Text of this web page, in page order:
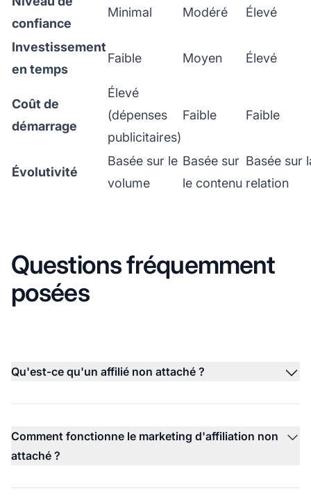
confiance
Minimal Modéré Élevé
Investissement
en temps
Faible Moyen Élevé
Coût de
démarrage
Élevé
(dépenses
publicitaires)
Faible Faible
Évolutivité
Basée sur le
volume
Basée sur
le contenu
Basée sur
relation
Questions fréquemment
posées
Qu'est-ce qu'un affilié non attaché ?
Comment fonctionne le marketing d'affiliation non
attaché ?